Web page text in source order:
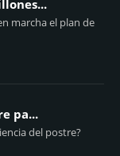
marcha el plan de
pa...
del postre?